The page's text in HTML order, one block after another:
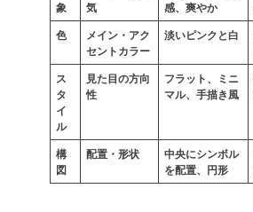
象
気
感、爽やか
色
メイン・アク
セントカラー
淡いピンクと白
ス
タ
イ
ル
見た目の方向
性
フラット、ミニ
マル、手描き風
構
図
配置・形状
中央にシンボル
を配置、円形